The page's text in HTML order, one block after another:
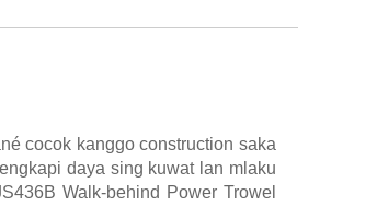
cocok kanggo construction saka
daya sing kuwat lan mlaku
Walk-behind Power Trowel